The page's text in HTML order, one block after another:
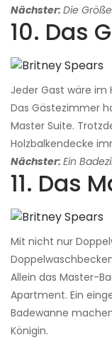
Nächster: Die
10. Das
Jeder Gast wäre im
Das Gästezimmer
Master Suite.
Holzbalkendecke
Nächster: Ein
11. Das
Mit nicht nur
Allein das Master-
Apartment. Ein
Badewanne
Königin.